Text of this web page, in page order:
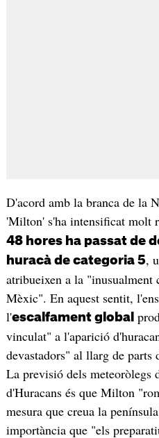
D'acord amb la branca de la
'Milton' s'ha intensificat molt
48 hores ha passat de
huracà de categoria 5,
atribueixen a la
Mèxic". En aquest sentit,
l'escalfament global
vinculat" a l'aparició
devastadors" al llarg de parts
La previsió dels meteoròlegs
d'Huracans és que Milton
mesura que creua la
importància que "els